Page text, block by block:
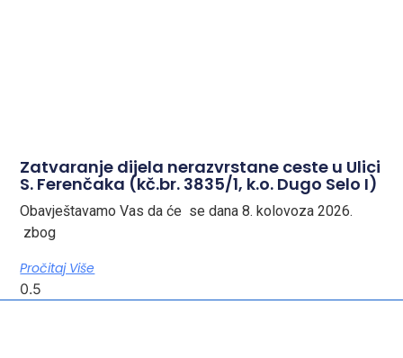
Zatvaranje dijela nerazvrstane ceste u Ulici
S. Ferenčaka (kč.br. 3835/1, k.o. Dugo Selo I)
Obavještavamo Vas da će se dana 8. kolovoza 2026.
zbog
Pročitaj Više